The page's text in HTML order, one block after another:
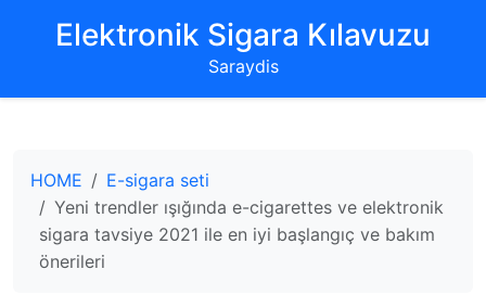
‌Elektronik Sigara Kılavuzu‌
Saraydis
HOME
E-sigara seti
Yeni trendler ışığında e-cigarettes ve elektronik
sigara tavsiye 2021 ile en iyi başlangıç ve bakım
önerileri